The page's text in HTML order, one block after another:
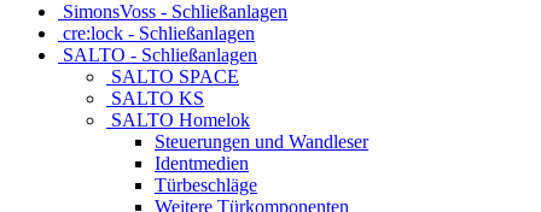
SimonsVoss - Schließanlagen
cre:lock - Schließanlagen
SALTO - Schließanlagen
SALTO SPACE
SALTO KS
SALTO Homelok
Steuerungen und Wandleser
Identmedien
Türbeschläge
Weitere Türkomponenten